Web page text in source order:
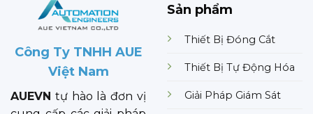
Công Ty TNHH AUE
Việt Nam
AUEVN tự hào là đơn vị
Sản phẩm
Thiết Bị Đóng Cắt
Thiết Bị Tự Động Hóa
Giải Pháp Giám Sát